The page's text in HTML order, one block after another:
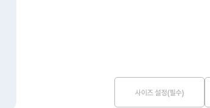
사이즈 설정(필수)